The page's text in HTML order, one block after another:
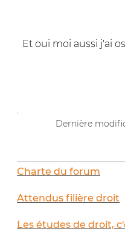
Et oui moi aussi j'ai
Dernière
Charte du forum
Attendus filière droit
Les études de droit,